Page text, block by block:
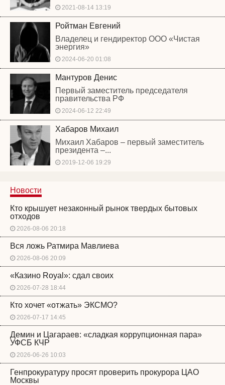
2021-08-14 13:19
Ройтман Евгений
Владелец и гендиректор ООО «Чистая
энергия»
2024-06-20 01:08
Мантуров Денис
Первый заместитель председателя
правительства РФ
2024-06-12 22:49
Хабаров Михаил
Михаил Хабаров – первый заместитель
президента –...
2019-12-06 19:29
Новости
Кто крышует незаконный рынок твердых бытовых
отходов
2026-08-06 20:18
Вся ложь Ратмира Мавлиева
2026-08-06 20:09
«Казино Royal»: сдал своих
2026-07-28 18:44
Кто хочет «отжать» ЭКСМО?
2026-07-17 14:45
Демин и Цагараев: «сладкая коррупционная пара»
УФСБ КЧР
2026-06-26 10:03
Генпрокуратуру просят проверить прокурора ЦАО
Москвы